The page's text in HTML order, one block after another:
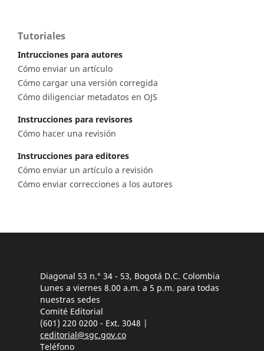
Tutoriales
Intrucciones para autores
Cómo enviar un artículo
Cómo cargar una versión corregida
Cómo diligenciar metadatos en OJS
Instrucciones para revisores
Cómo hacer una revisión
Instrucciones para editores
Cómo enviar un artículo a revisión
Cómo enviar correcciones a los autores
Diagonal 53 n.° 34 - 53, Bogotá D.C. Colombia
Lunes a viernes 8.00 a.m. a 5 p.m. para todas
nuestras sedes
Comité Editorial
(601) 220 0200 - Ext. 3048 |
ceditorial@sgc.gov.co
Teléfono